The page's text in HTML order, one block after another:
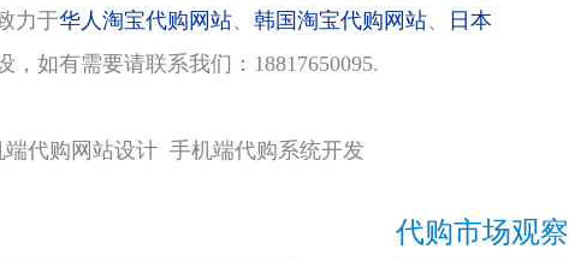
力于华人淘宝代购网站、 韩国淘宝代购网站、
日本
，如有需要请联系我们：18817650095.
代购网站设计 手机端代购系统开发
代购市场观察